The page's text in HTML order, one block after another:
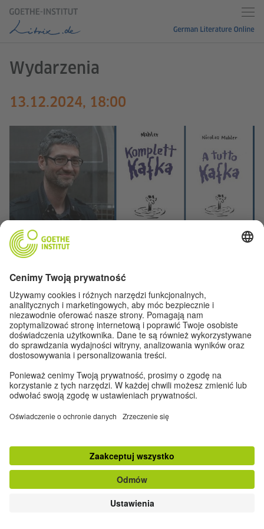
Wydarzenia
13.12.2024, 18:00
Do góry
klasyczna wersja strony
Zapisz się do Newslettera
Dane kontaktowe|Impressum |Ustawienia prywatności|Ochrona danych
osobowych